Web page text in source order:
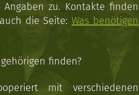
zu. Kontakte finden
die Seite:Was benötigen
finden?
mit verschiedenen